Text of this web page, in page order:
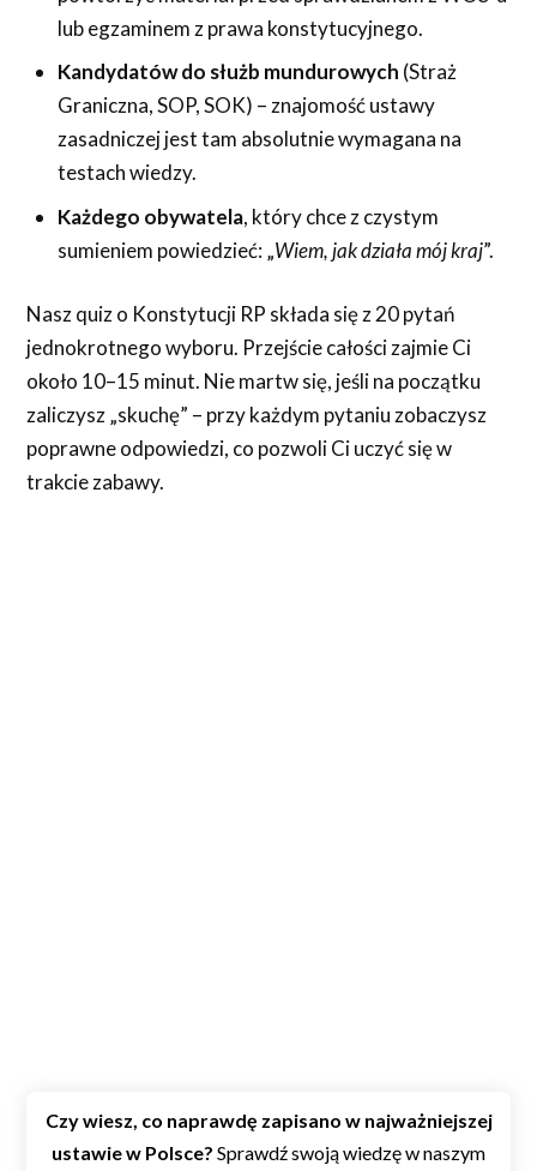
lub egzaminem z prawa konstytucyjnego.
Kandydatów do służb mundurowych (Straż
Graniczna, SOP, SOK) – znajomość ustawy
zasadniczej jest tam absolutnie wymagana na
testach wiedzy.
Każdego obywatela, który chce z czystym
sumieniem powiedzieć: „Wiem, jak działa mój kraj”.
Nasz quiz o Konstytucji RP składa się z 20 pytań
jednokrotnego wyboru. Przejście całości zajmie Ci
około 10–15 minut. Nie martw się, jeśli na początku
zaliczysz „skuchę” – przy każdym pytaniu zobaczysz
poprawne odpowiedzi, co pozwoli Ci uczyć się w
trakcie zabawy.
Czy wiesz, co naprawdę zapisano w najważniejszej
ustawie w Polsce? Sprawdź swoją wiedzę w naszym